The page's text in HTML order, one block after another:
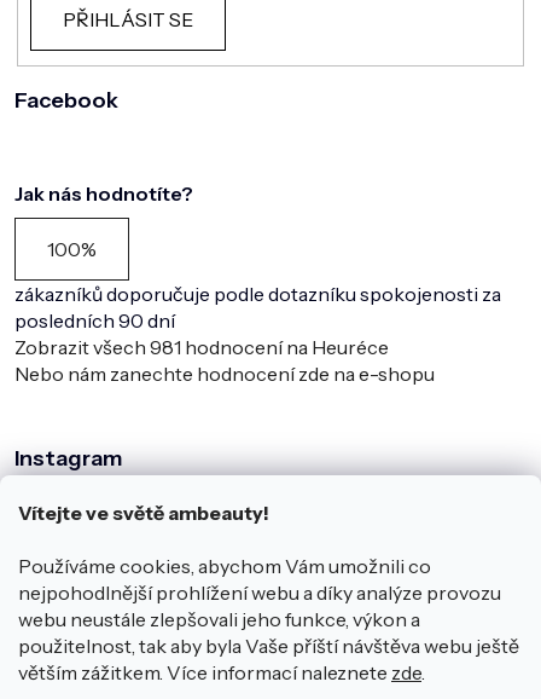
Vítejte ve světě ambeauty!
Používáme cookies, abychom Vám umožnili co
nejpohodlnější prohlížení webu a díky analýze provozu
webu neustále zlepšovali jeho funkce, výkon a
použitelnost, tak aby byla Vaše příští návštěva webu ještě
větším zážitkem. Více informací naleznete zde.
PŘIHLÁSIT SE
Facebook
Jak nás hodnotíte?
100%
zákazníků doporučuje podle dotazníku spokojenosti za
posledních 90 dní
Zobrazit všech 981 hodnocení na Heuréce
Nebo nám zanechte hodnocení zde na e-shopu
Instagram